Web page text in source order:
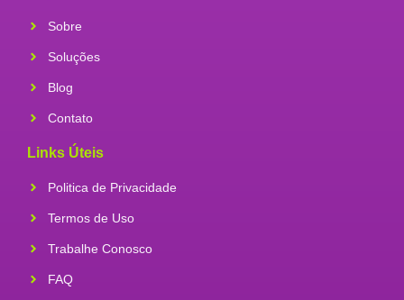
Sobre
Soluções
Blog
Contato
Links Úteis
Politica de Privacidade
Termos de Uso
Trabalhe Conosco
FAQ